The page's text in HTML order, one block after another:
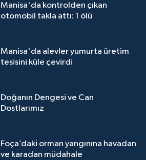
Manisa'da kontrolden çıkan
otomobil takla attı: 1 ölü
Manisa'da alevler yumurta üretim
tesisini küle çevirdi
Doğanın Dengesi ve Can
Dostlarımız
Foça’daki orman yangınına havadan
ve karadan müdahale